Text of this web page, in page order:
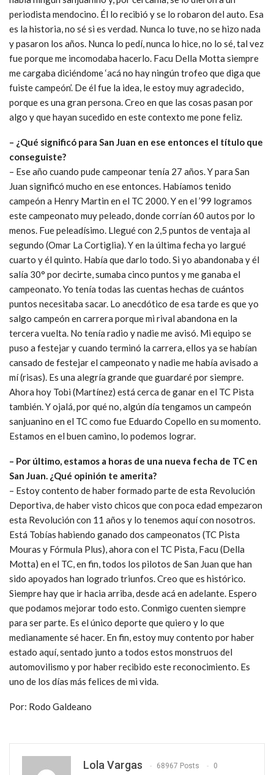
periodista mendocino. Él lo recibió y se lo robaron del auto. Esa
es la historia, no sé si es verdad. Nunca lo tuve, no se hizo nada
y pasaron los años. Nunca lo pedí, nunca lo hice, no lo sé, tal vez
fue porque me incomodaba hacerlo. Facu Della Motta siempre
me cargaba diciéndome ‘acá no hay ningún trofeo que diga que
fuiste campeón’. De él fue la idea, le estoy muy agradecido,
porque es una gran persona. Creo en que las cosas pasan por
algo y que hayan sucedido en este contexto me pone feliz.
– ¿Qué significó para San Juan en ese entonces el título que
conseguiste?
– Ese año cuando pude campeonar tenía 27 años. Y para San
Juan significó mucho en ese entonces. Habíamos tenido
campeón a Henry Martin en el TC 2000. Y en el ’99 logramos
este campeonato muy peleado, donde corrían 60 autos por lo
menos. Fue peleadísimo. Llegué con 2,5 puntos de ventaja al
segundo (Omar La Cortiglia). Y en la última fecha yo largué
cuarto y él quinto. Había que darlo todo. Si yo abandonaba y él
salía 30° por decirte, sumaba cinco puntos y me ganaba el
campeonato. Yo tenía todas las cuentas hechas de cuántos
puntos necesitaba sacar. Lo anecdótico de esa tarde es que yo
salgo campeón en carrera porque mi rival abandona en la
tercera vuelta. No tenía radio y nadie me avisó. Mi equipo se
puso a festejar y cuando terminó la carrera, ellos ya se habían
cansado de festejar el campeonato y nadie me había avisado a
mí (risas). Es una alegría grande que guardaré por siempre.
Ahora hoy Tobi (Martínez) está cerca de ganar en el TC Pista
también. Y ojalá, por qué no, algún día tengamos un campeón
sanjuanino en el TC como fue Eduardo Copello en su momento.
Estamos en el buen camino, lo podemos lograr.
– Por último, estamos a horas de una nueva fecha de TC en
San Juan. ¿Qué opinión te amerita?
– Estoy contento de haber formado parte de esta Revolución
Deportiva, de haber visto chicos que con poca edad empezaron
esta Revolución con 11 años y lo tenemos aquí con nosotros.
Está Tobías habiendo ganado dos campeonatos (TC Pista
Mouras y Fórmula Plus), ahora con el TC Pista, Facu (Della
Motta) en el TC, en fin, todos los pilotos de San Juan que han
sido apoyados han logrado triunfos. Creo que es histórico.
Siempre hay que ir hacia arriba, desde acá en adelante. Espero
que podamos mejorar todo esto. Conmigo cuenten siempre
para ser parte. Es el único deporte que quiero y lo que
medianamente sé hacer. En fin, estoy muy contento por haber
estado aquí, sentado junto a todos estos monstruos del
automovilismo y por haber recibido este reconocimiento. Es
uno de los días más felices de mi vida.
Por: Rodo Galdeano
Lola Vargas 68967 Posts 0